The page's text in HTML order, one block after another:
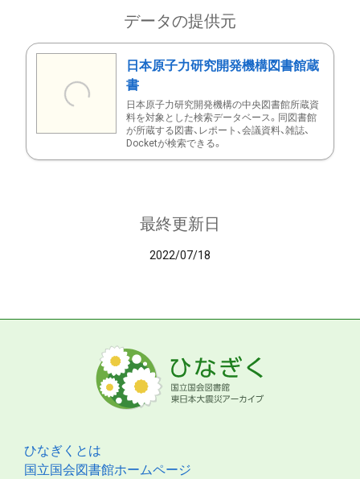
データの提供元
日本原子力研究開発機構図書館蔵
書
日本原子力研究開発機構の中央図書館所蔵資
料を対象とした検索データベース。同図書館
が所蔵する図書、レポート、会議資料、雑誌、
Docketが検索できる。
最終更新日
2022/07/18
ひなぎくとは
国立国会図書館ホームページ